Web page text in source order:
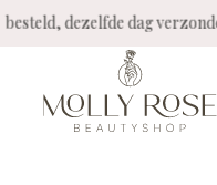
besteld, dezelfde